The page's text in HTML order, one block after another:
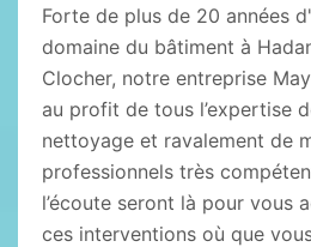
Forte de plus de 20 années
domaine du bâtiment à
Clocher, notre entreprise
au profit de tous l’expertise
nettoyage et ravalement de
professionnels très
l’écoute seront là pour vous
ces interventions où que